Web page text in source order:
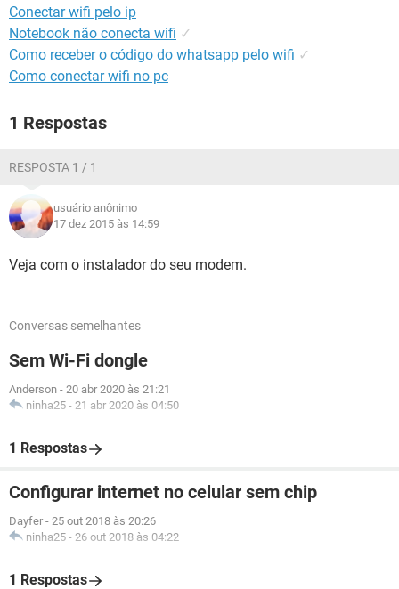
Conectar wifi pelo ip
Notebook não conecta wifi ✓
Como receber o código do whatsapp pelo wifi ✓
Como conectar wifi no pc
1 Respostas
RESPOSTA 1 / 1
usuário anônimo
17 dez 2015 às 14:59
Veja com o instalador do seu modem.
Conversas semelhantes
Sem Wi-Fi dongle
Anderson - 20 abr 2020 às 21:21
ninha25 - 21 abr 2020 às 04:50
1 Respostas
Configurar internet no celular sem chip
Dayfer - 25 out 2018 às 20:26
ninha25 - 26 out 2018 às 04:22
1 Respostas